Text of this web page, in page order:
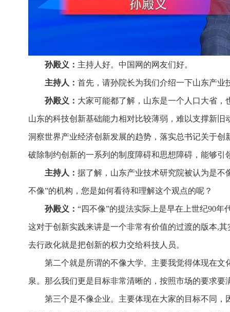
孙殿义： 主持人好。中国网的网友们好。
主持人： 首先，请孙院长为我们介绍一下山东产业
孙殿义： 大家可能都了解，山东是一个人口大省
山东的科技创新基础能力相对比较薄弱，难以支撑新
洞察世界产业经济创新发展的趋势，落实总书记关于
破除制约创新的一系列的制度障碍和思想障碍，能够
主持人： 据了解，山东产业技术研究院被认为是不
不像”的机构，您是如何看待和理解这个观点的呢？
孙殿义： “四不像”的提法实际上是早在上世纪90
这对于创新实践来讲是一个非常有价值的过渡的版本,
去行政化就是把创新的权力交给科技人员。
第二个就是所谓的不像大学。主要我觉得体现在
泉。那么我们更是目标非常清晰的，按照市场的要求
第三个是不像企业。主要体现在大家的目标不同